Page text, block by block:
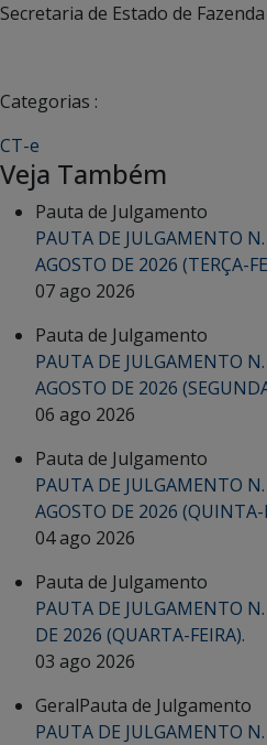
Secretaria de Estado de
Categorias :
CT-e
Veja Também
Pauta de Julgamento
PAUTA DE JULGAMENTO
AGOSTO DE 2026 (TERÇA-
07 ago 2026
Pauta de Julgamento
PAUTA DE JULGAMENTO
AGOSTO DE 2026
06 ago 2026
Pauta de Julgamento
PAUTA DE JULGAMENTO
AGOSTO DE 2026 (QUINTA-
04 ago 2026
Pauta de Julgamento
PAUTA DE JULGAMENTO
DE 2026 (QUARTA-FEIRA).
03 ago 2026
GeralPauta de Julgamento
PAUTA DE JULGAMENTO